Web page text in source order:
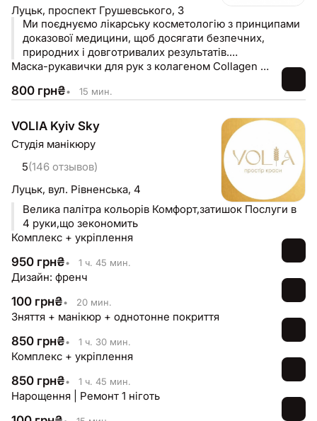
Луцьк, проспект Грушевського, 3
Ми поєднуємо лікарську косметологію з принципами
доказової медицини, щоб досягати безпечних,
природних і довготривалих результатів.
Індивідуальний підхід, сучасні методики та турбота
Маска-рукавички для рук з колагеном Collagen Handmask
800 грн₴• 15 мин.
VOLIA Kyiv Sky
Студія манікюру
5(146 отзывов)
Луцьк, вул. Рівненська, 4
Велика палітра кольорів Комфорт,затишок Послуги в
4 руки,що зекономить
Комплекс + укріплення
950 грн₴• 1 ч. 45 мин.
Дизайн: френч
100 грн₴• 20 мин.
Зняття + манікюр + однотонне покриття
850 грн₴• 1 ч. 30 мин.
Комплекс + укріплення
850 грн₴• 1 ч. 45 мин.
Нарощення | Ремонт 1 ніготь